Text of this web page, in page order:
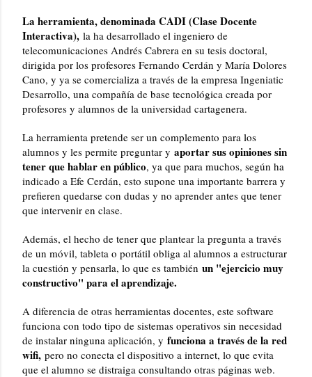
La herramienta, denominada CADI (Clase Docente
Interactiva), la ha desarrollado el ingeniero de
telecomunicaciones Andrés Cabrera en su tesis doctoral,
dirigida por los profesores Fernando Cerdán y María Dolores
Cano, y ya se comercializa a través de la empresa Ingeniatic
Desarrollo, una compañía de base tecnológica creada por
profesores y alumnos de la universidad cartagenera.
La herramienta pretende ser un complemento para los
alumnos y les permite preguntar y aportar sus opiniones sin
tener que hablar en público, ya que para muchos, según ha
indicado a Efe Cerdán, esto supone una importante barrera y
prefieren quedarse con dudas y no aprender antes que tener
que intervenir en clase.
Además, el hecho de tener que plantear la pregunta a través
de un móvil, tableta o portátil obliga al alumnos a estructurar
la cuestión y pensarla, lo que es también un "ejercicio muy
constructivo" para el aprendizaje.
A diferencia de otras herramientas docentes, este software
funciona con todo tipo de sistemas operativos sin necesidad
de instalar ninguna aplicación, y funciona a través de la red
wifi, pero no conecta el dispositivo a internet, lo que evita
que el alumno se distraiga consultando otras páginas web.